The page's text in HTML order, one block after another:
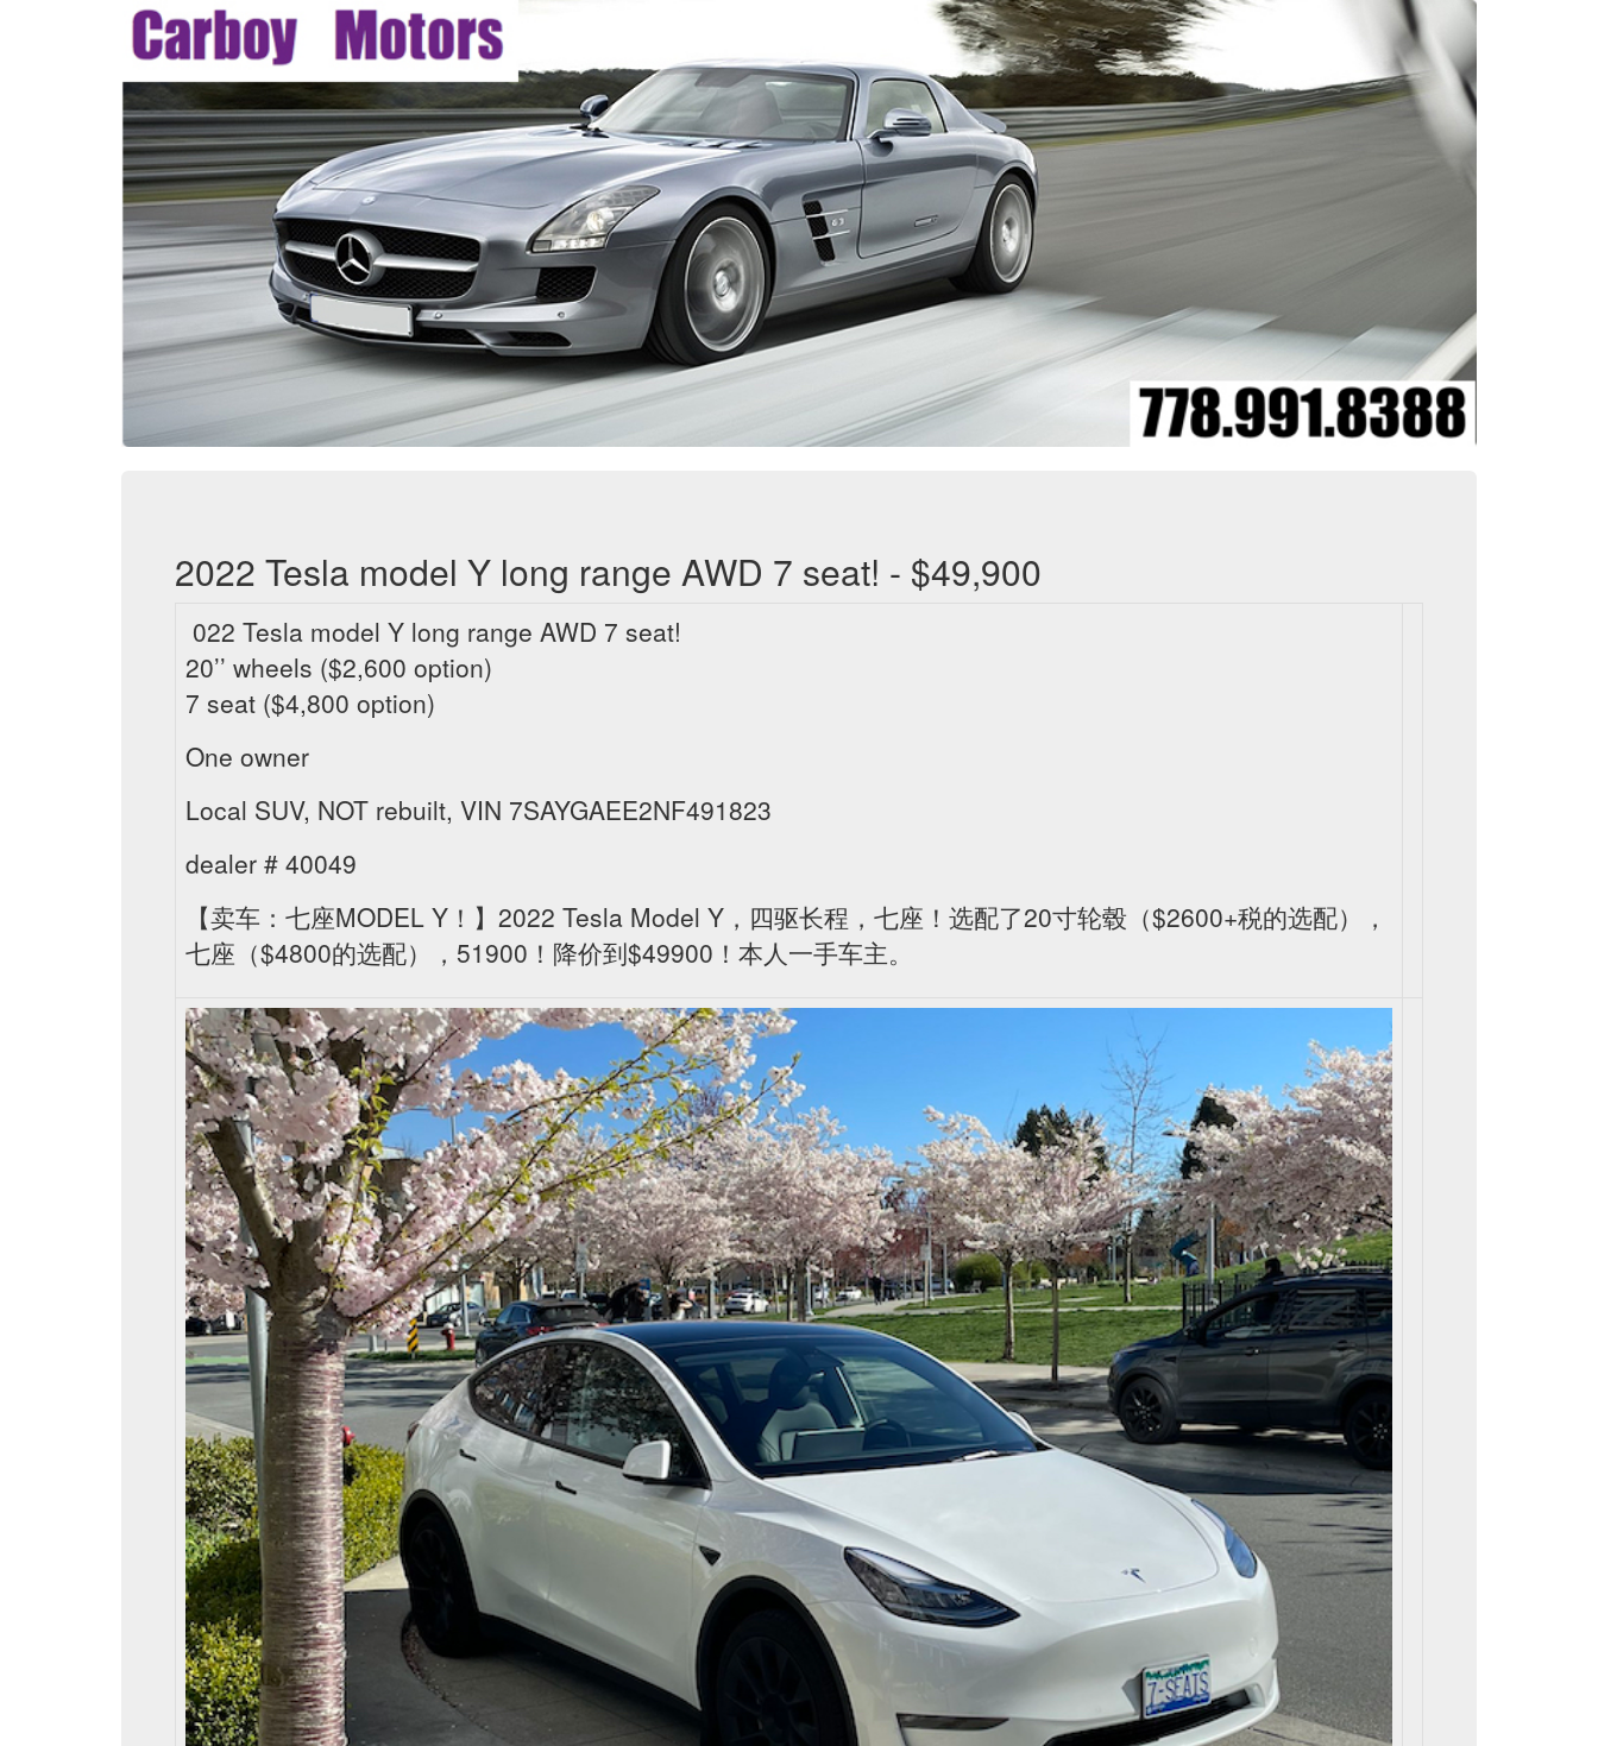
2022 Tesla model Y long range AWD 7 seat! - $49,900
022 Tesla model Y long range AWD 7 seat!
20’’ wheels ($2,600 option)
7 seat ($4,800 option)
One owner
Local SUV, NOT rebuilt, VIN 7SAYGAEE2NF491823
dealer # 40049
【卖车：七座MODEL Y！】2022 Tesla Model Y，四驱长程，七座！选配了20寸轮毂（$2600+税的选配），
七座（$4800的选配），51900！降价到$49900！本人一手车主。